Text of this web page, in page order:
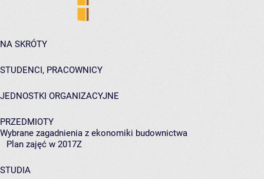
NA SKRÓTY
STUDENCI, PRACOWNICY
JEDNOSTKI ORGANIZACYJNE
PRZEDMIOTY
Wybrane zagadnienia z ekonomiki budownictwa
Plan zajęć w 2017Z
STUDIA